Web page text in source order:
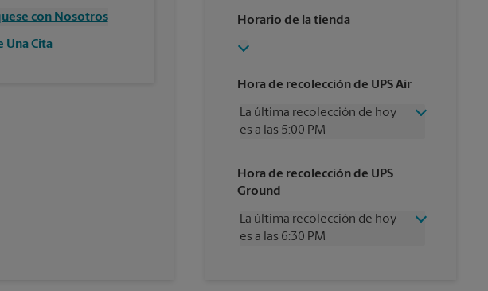
con Nosotros
Una Cita
Horario de la tienda
Hora de recolección de UPS Air
La última recolección de hoy
es a las 5:00 PM
Jueves
5:00 PM
Viernes
Sábado
3:00 PM
Domingo
Sin Recolección
Hora de recolección de UPS
Ground
La última recolección de hoy
es a las 6:30 PM